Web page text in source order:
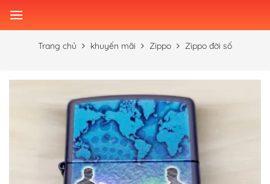
Trang chủ khuyến mãi Zippo Zippo đời số